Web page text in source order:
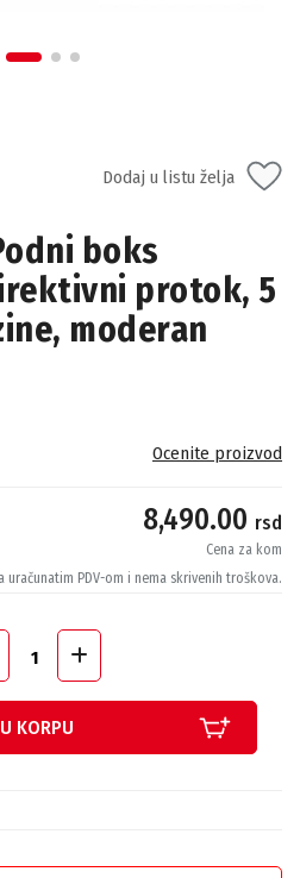
Dodaj u listu želja
boks
protok, 5
moderan
Ocenite proizvod
8,490.00 rsd
Cena za kom
uračunatim PDV-om i nema skrivenih troškova.
KORPU